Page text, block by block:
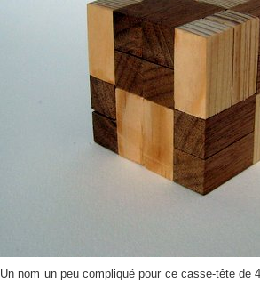
Un nom un peu compliqué pour ce casse-tête de